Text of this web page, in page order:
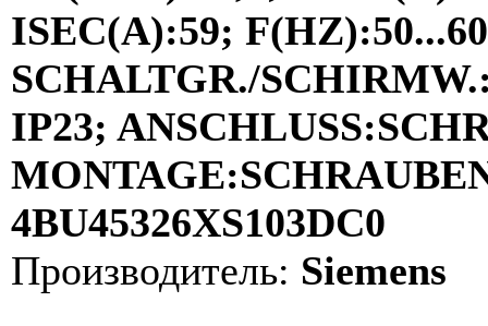
ISEC(A):59;
SCHALTGR./
IP23;
4BU45326XS103DC0
Производитель: Siemens